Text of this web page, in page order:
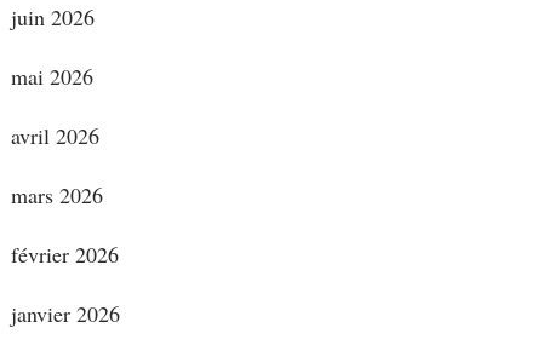
juin 2026
mai 2026
avril 2026
mars 2026
février 2026
janvier 2026